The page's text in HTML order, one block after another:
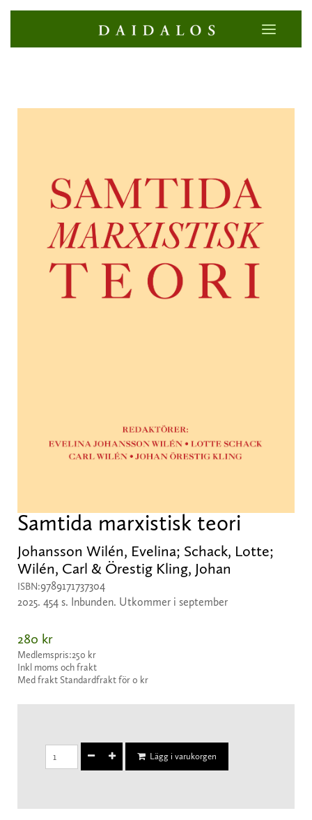
Samtida marxistisk teori
Johansson Wilén, Evelina; Schack, Lotte;
Wilén, Carl & Örestig Kling, Johan
ISBN:9789171737304
2025. 454 s. Inbunden. Utkommer i september
280 kr
Medlemspris:250 kr
Inkl moms och frakt
Med frakt Standardfrakt för 0 kr
Lägg i varukorgen